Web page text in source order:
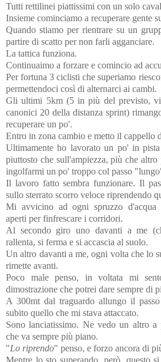
Tutti rettilinei piattissimi con un solo
Insieme cominciamo a recuperare gente
Quando stiamo per rientrare su un
partire di scatto per non farli agganciare.
La tattica funziona.
Continuaimo a forzare e comincio ad
Per fortuna 3 ciclisti che superiamo
permettendoci così di alternarci ai cambi.
Gli ultimi 5km (5 in più del previsto,
canonici 20 della distanza sprint)
recuperare un po'.
Entro in zona cambio e metto il cappello
Ultimamente ho lavorato un po' in
piuttosto che sull'ampiezza, più che altro
ingolfarmi un po' troppo col passo
Il lavoro fatto sembra funzionare. Il
sullo sterrato scorro veloce riprendendo
Mi avvicino ad ogni spruzzo d'acqua
aperti per finfrescare i corridori.
Al secondo giro uno davanti a me
rallenta, si ferma e si accascia al suolo.
Un altro davanti a me, ogni volta che lo
rimette avanti.
Poco male penso, in voltata mi
dimostrazione che potrei dare sempre di
A 300mt dal traguardo allungo il
subito quello che mi stava attaccato.
Sono lanciatissimo. Ne vedo un altro
che va sempre più piano.
"Lo riprendo" penso, e forzo ancora di
Mentre lo sto superando, però, questo